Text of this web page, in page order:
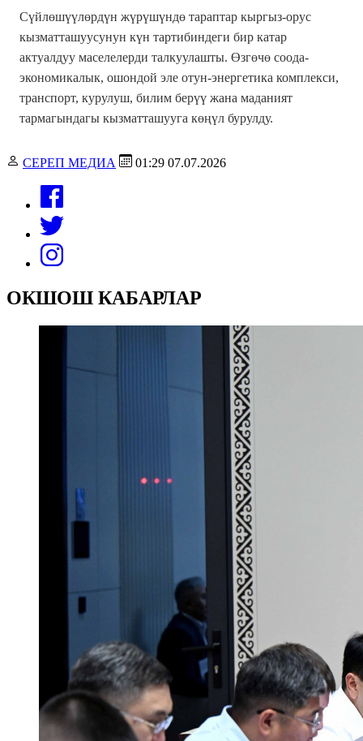
Сүйлөшүүлөрдүн жүрүшүндө тараптар кыргыз-орус
кызматташуусунун күн тартибиндеги бир катар
актуалдуу маселелерди талкуулашты. Өзгөчө соода-
экономикалык, ошондой эле отун-энергетика комплекси,
транспорт, курулуш, билим берүү жана маданият
тармагындагы кызматташууга көңүл бурулду.
СЕРЕП МЕДИА 01:29 07.07.2026
ОКШОШ КАБАРЛАР